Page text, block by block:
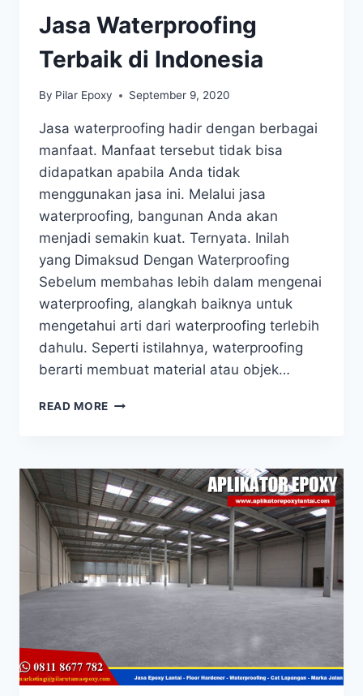
Jasa Waterproofing
Terbaik di Indonesia
By Pilar Epoxy September 9, 2020
Jasa waterproofing hadir dengan berbagai
manfaat. Manfaat tersebut tidak bisa
didapatkan apabila Anda tidak
menggunakan jasa ini. Melalui jasa
waterproofing, bangunan Anda akan
menjadi semakin kuat. Ternyata. Inilah
yang Dimaksud Dengan Waterproofing
Sebelum membahas lebih dalam mengenai
waterproofing, alangkah baiknya untuk
mengetahui arti dari waterproofing terlebih
dahulu. Seperti istilahnya, waterproofing
berarti membuat material atau objek…
READ MORE